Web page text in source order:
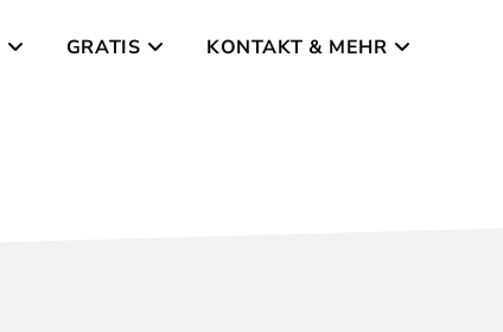
GRATIS KONTAKT & MEHR